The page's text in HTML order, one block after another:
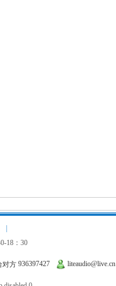
18：30
936397427 liteaudio@live.cn